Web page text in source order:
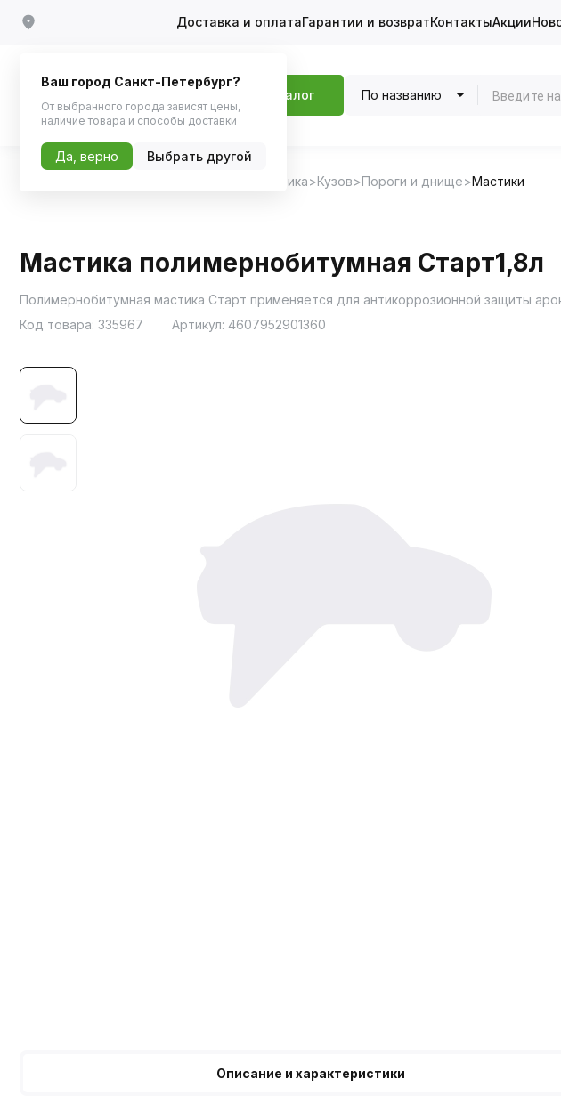
Доставка и оплатаГарантии и возвратКонтактыАкции
Каталог По названию
Автохимия, Автокосметика Кузов Пороги и днище Мастики
Мастика полимернобитумная Старт1,8л
Полимернобитумная мастика Старт применяется для антикоррозионной защиты
Код товара: 335967 Артикул: 4607952901360
Описание и характеристики
Ваш город Санкт-Петербург?
От выбранного города зависят цены,
наличие товара и способы доставки
Да, верно Выбрать другой